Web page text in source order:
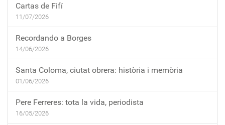
Cartas de Fifí
11/07/2026
Recordando a Borges
14/06/2026
Santa Coloma, ciutat obrera: història i memòria
01/06/2026
Pere Ferreres: tota la vida, periodista
16/05/2026